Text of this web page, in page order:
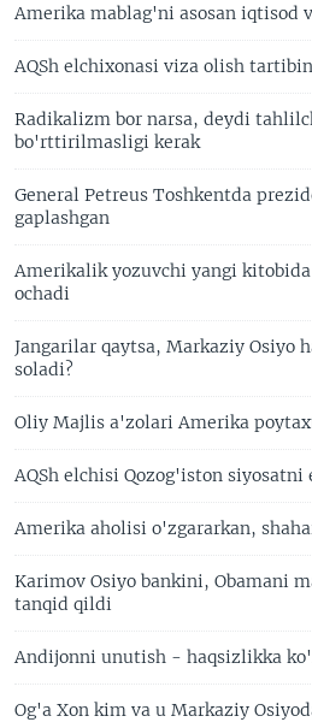
Amerika mablag'ni asosan iqtisod
AQSh elchixonasi viza olish
Radikalizm bor narsa, deydi
bo'rttirilmasligi kerak
General Petreus Toshkentda
gaplashgan
Amerikalik yozuvchi yangi
ochadi
Jangarilar qaytsa, Markaziy Osiyo
soladi?
Oliy Majlis a'zolari Amerika
AQSh elchisi Qozog'iston
Amerika aholisi o'zgararkan,
Karimov Osiyo bankini, Obamani
tanqid qildi
Andijonni unutish - haqsizlikka
Og'a Xon kim va u Markaziy